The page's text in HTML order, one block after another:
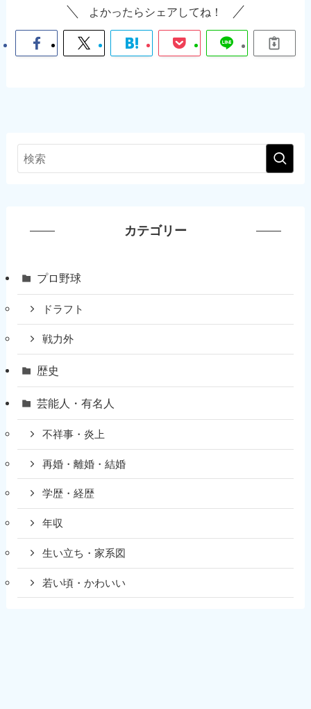
よかったらシェアしてね！
カテゴリー
プロ野球
ドラフト
戦力外
歴史
芸能人・有名人
不祥事・炎上
再婚・離婚・結婚
学歴・経歴
年収
生い立ち・家系図
若い頃・かわいい